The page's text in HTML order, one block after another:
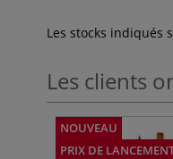
Les stocks indiqués
Les clients
NOUVEAU
PRIX DE